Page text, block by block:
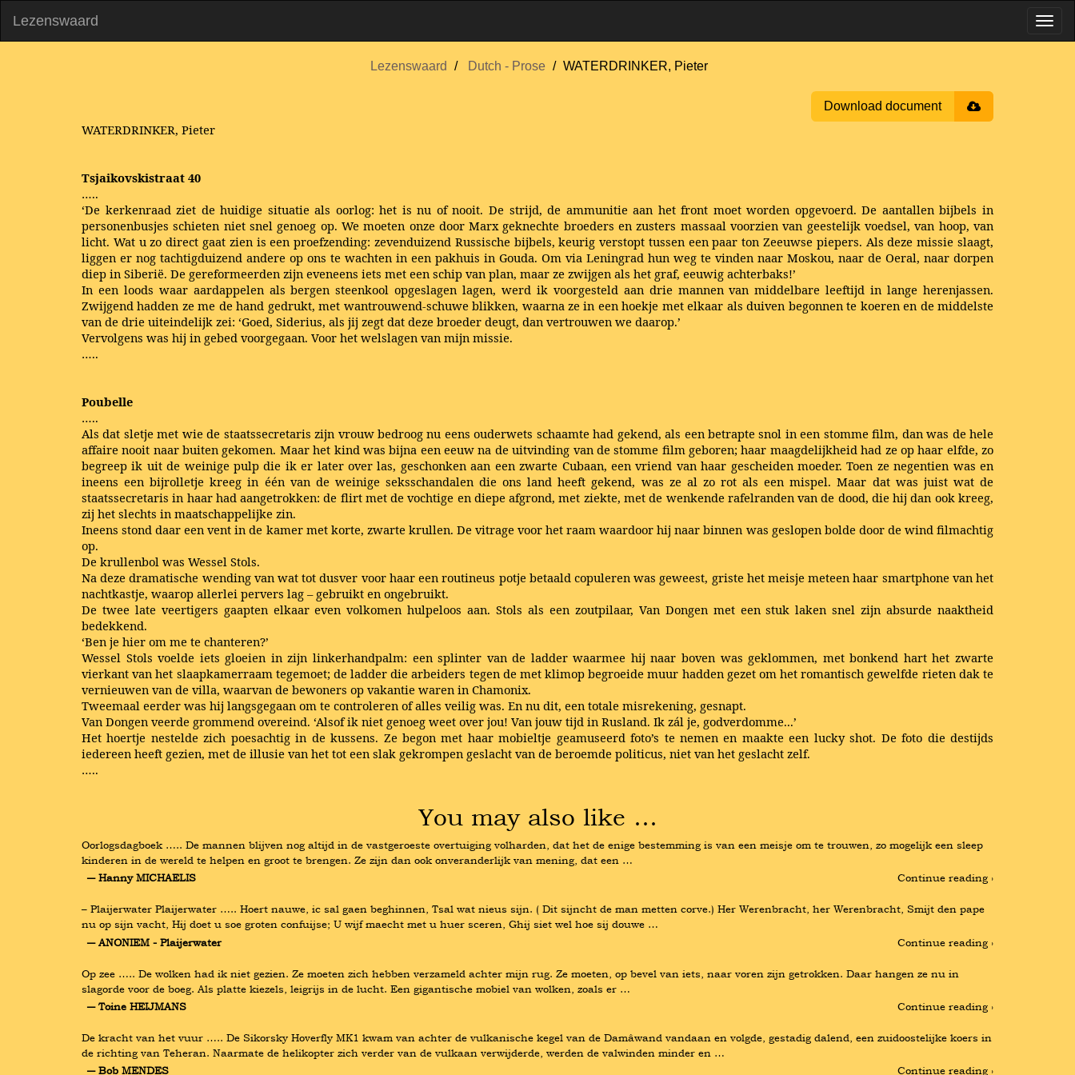
Lezenswaard
Lezenswaard Dutch - Prose WATERDRINKER, Pieter
Download document
WATERDRINKER, Pieter
Tsjaikovskistraat 40
…..
‘De kerkenraad ziet de huidige situatie als oorlog: het is nu of nooit. De strijd, de ammunitie aan het front moet worden opgevoerd. De aantallen bijbels in
personenbusjes schieten niet snel genoeg op. We moeten onze door Marx geknechte broeders en zusters massaal voorzien van geestelijk voedsel, van hoop, van
licht. Wat u zo direct gaat zien is een proefzending: zevenduizend Russische bijbels, keurig verstopt tussen een paar ton Zeeuwse piepers. Als deze missie slaagt,
liggen er nog tachtigduizend andere op ons te wachten in een pakhuis in Gouda. Om via Leningrad hun weg te vinden naar Moskou, naar de Oeral, naar dorpen
diep in Siberië. De gereformeerden zijn eveneens iets met een schip van plan, maar ze zwijgen als het graf, eeuwig achterbaks!’
In een loods waar aardappelen als bergen steenkool opgeslagen lagen, werd ik voorgesteld aan drie mannen van middelbare leeftijd in lange herenjassen.
Zwijgend hadden ze me de hand gedrukt, met wantrouwend-schuwe blikken, waarna ze in een hoekje met elkaar als duiven begonnen te koeren en de middelste
van de drie uiteindelijk zei: ‘Goed, Siderius, als jij zegt dat deze broeder deugt, dan vertrouwen we daarop.’
Vervolgens was hij in gebed voorgegaan. Voor het welslagen van mijn missie.
…..
Poubelle
…..
Als dat sletje met wie de staatssecretaris zijn vrouw bedroog nu eens ouderwets schaamte had gekend, als een betrapte snol in een stomme film, dan was de hele
affaire nooit naar buiten gekomen. Maar het kind was bijna een eeuw na de uitvinding van de stomme film geboren; haar maagdelijkheid had ze op haar elfde, zo
begreep ik uit de weinige pulp die ik er later over las, geschonken aan een zwarte Cubaan, een vriend van haar gescheiden moeder. Toen ze negentien was en
ineens een bijrolletje kreeg in één van de weinige seksschandalen die ons land heeft gekend, was ze al zo rot als een mispel. Maar dat was juist wat de
staatssecretaris in haar had aangetrokken: de flirt met de vochtige en diepe afgrond, met ziekte, met de wenkende rafelranden van de dood, die hij dan ook kreeg,
zij het slechts in maatschappelijke zin.
Ineens stond daar een vent in de kamer met korte, zwarte krullen. De vitrage voor het raam waardoor hij naar binnen was geslopen bolde door de wind filmachtig
op.
De krullenbol was Wessel Stols.
Na deze dramatische wending van wat tot dusver voor haar een routineus potje betaald copuleren was geweest, griste het meisje meteen haar smartphone van het
nachtkastje, waarop allerlei pervers lag – gebruikt en ongebruikt.
De twee late veertigers gaapten elkaar even volkomen hulpeloos aan. Stols als een zoutpilaar, Van Dongen met een stuk laken snel zijn absurde naaktheid
bedekkend.
‘Ben je hier om me te chanteren?’
Wessel Stols voelde iets gloeien in zijn linkerhandpalm: een splinter van de ladder waarmee hij naar boven was geklommen, met bonkend hart het zwarte
vierkant van het slaapkamerraam tegemoet; de ladder die arbeiders tegen de met klimop begroeide muur hadden gezet om het romantisch gewelfde rieten dak te
vernieuwen van de villa, waarvan de bewoners op vakantie waren in Chamonix.
Tweemaal eerder was hij langsgegaan om te controleren of alles veilig was. En nu dit, een totale misrekening, gesnapt.
Van Dongen veerde grommend overeind. ‘Alsof ik niet genoeg weet over jou! Van jouw tijd in Rusland. Ik zál je, godverdomme...’
Het hoertje nestelde zich poesachtig in de kussens. Ze begon met haar mobieltje geamuseerd foto’s te nemen en maakte een lucky shot. De foto die destijds
iedereen heeft gezien, met de illusie van het tot een slak gekrompen geslacht van de beroemde politicus, niet van het geslacht zelf.
…..
You may also like …
Oorlogsdagboek ….. De mannen blijven nog altijd in de vastgeroeste overtuiging volharden, dat het de enige bestemming is van een meisje om te trouwen, zo mogelijk een sleep
kinderen in de wereld te helpen en groot te brengen. Ze zijn dan ook onveranderlijk van mening, dat een …
― Hanny MICHAELIS
Continue reading ›
– Plaijerwater Plaijerwater ….. Hoert nauwe, ic sal gaen beghinnen, Tsal wat nieus sijn. ( Dit sijncht de man metten corve.) Her Werenbracht, her Werenbracht, Smijt den pape
nu op sijn vacht, Hij doet u soe groten confuijse; U wijf maecht met u huer sceren, Ghij siet wel hoe sij douwe …
― ANONIEM - Plaijerwater
Continue reading ›
Op zee ….. De wolken had ik niet gezien. Ze moeten zich hebben verzameld achter mijn rug. Ze moeten, op bevel van iets, naar voren zijn getrokken. Daar hangen ze nu in
slagorde voor de boeg. Als platte kiezels, leigrijs in de lucht. Een gigantische mobiel van wolken, zoals er …
― Toine HEIJMANS
Continue reading ›
De kracht van het vuur ….. De Sikorsky Hoverfly MK1 kwam van achter de vulkanische kegel van de Damâwand vandaan en volgde, gestadig dalend, een zuidoostelijke koers in
de richting van Teheran. Naarmate de helikopter zich verder van de vulkaan verwijderde, werden de valwinden minder en …
― Bob MENDES
Continue reading ›